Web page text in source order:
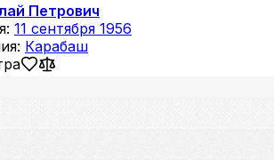
Петрович
11 сентября 1956
Карабаш